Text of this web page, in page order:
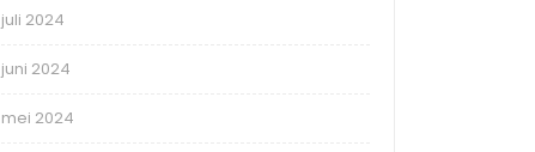
juli 2024
juni 2024
mei 2024